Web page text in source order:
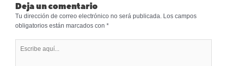
Deja un comentario
Tu dirección de correo electrónico no será publicada. Los campos
obligatorios están marcados con *
aquí...